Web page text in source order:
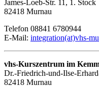
James-Loeb-Str. 11, 1. Stock
82418 Murnau
Telefon 08841 6780944
E-Mail: integration(at)vhs-
vhs-Kurszentrum im
Dr.-Friedrich-und-Ilse-
82418 Murnau